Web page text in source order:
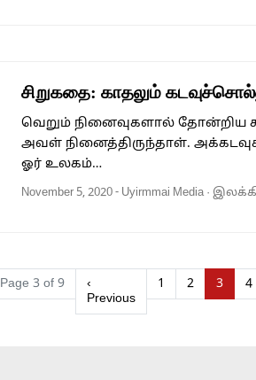
சிறுகதை: காதலும்
வெறும் நினைவுகளால்
அவள் நினைத்திருந்தாள்.
ஓர் உலகம்…
November 5, 2020- Uyirmmai Media ·
Page 3 of 9
‹
Previous
Page
1 Page
2 3 4